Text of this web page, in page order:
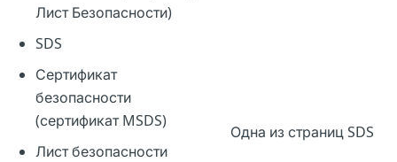
Одна из страниц SDS
Лист Безопасности)
SDS
Сертификат
безопасности
(сертификат MSDS)
Лист безопасности